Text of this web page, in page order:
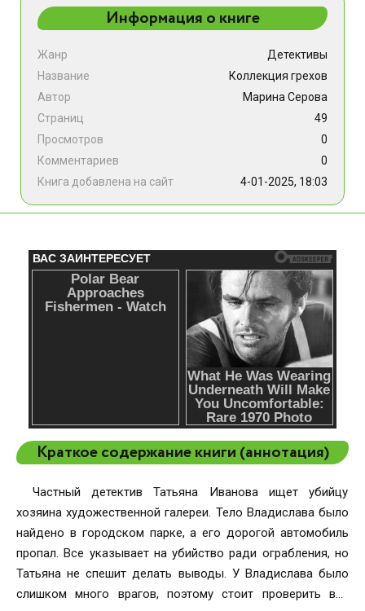
Информация о книге
Жанр
Детективы
Название
Коллекция грехов
Автор
Марина Серова
Страниц
49
Просмотров
0
Комментариев
0
Книга добавлена на сайт
4-01-2025, 18:03
Краткое содержание книги (аннотация)
Частный детектив Татьяна Иванова ищет убийцу
хозяина художественной галереи. Тело Владислава было
найдено в городском парке, а его дорогой автомобиль
пропал. Все указывает на убийство ради ограбления, но
Татьяна не спешит делать выводы. У Владислава было
слишком много врагов, поэтому стоит проверить все